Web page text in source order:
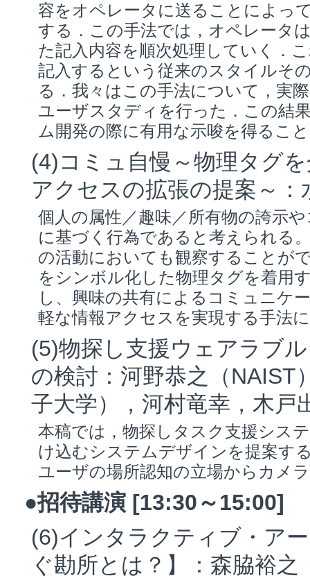
容をオペレータに送ることによっ
する．この手法では，オペレータ
た記入内容を順次処理していく．
記入するという従来のスタイルそ
る．我々はこの手法について，実
ユーザスタディを行った．この結
ム開発の際に有用な示唆を得るこ
(4)コミュ自慢～物理タグ
アクセスの拡張の提案～
個人の属性／趣味／所有物の誇示
に基づく行為であると考えられる
の活動においても観察することが
をシンボル化した物理タグを着用
し、興味の共有によるコミュニケ
軽な情報アクセスを実現する手法
(5)物探し支援ウェアラブ
の検討：河野恭之（NAIST
子大学），河村竜幸，木戸
本稿では，物探しタスク支援シス
け込むシステムデザインを提案す
ユーザの場所認知の立場からカメ
●招待講演 [13:30～15:00]
(6)インタラクティブ・ア
ぐ勘所とは？】：森脇裕之